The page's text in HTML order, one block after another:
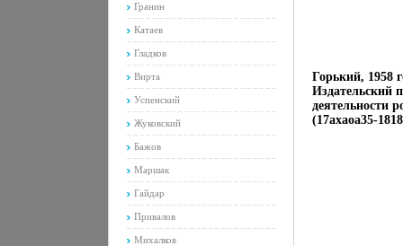
Гранин
Катаев
Гладков
Вирта
Успенский
Жуковский
Бажов
Маршак
Гайдар
Привалов
Михалков
Горький, 1958
Издательский
деятельности
(17ахаоа35-